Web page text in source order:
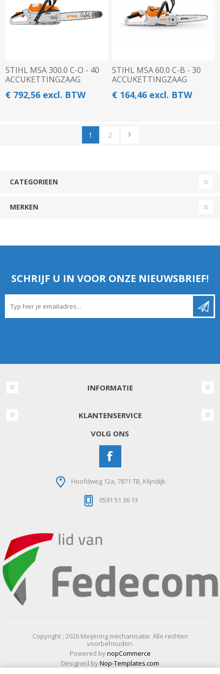
STIHL MSA 300.0 C-O - 40
ACCUKETTINGZAAG
€ 792,56 excl. BTW
STIHL MSA 60.0 C-B - 30
ACCUKETTINGZAAG
€ 164,46 excl. BTW
1 2
CATEGORIEEN
MERKEN
SCHRIJF U IN VOOR ONZE NIEUWSBRIEF!
INFORMATIE
KLANTENSERVICE
VOLG ONS
Hoofdweg 12a, 7871 TB, Klijndijk
0591 51 36 13
Copyright ; 2026 Meijering mechanisatie. Alle rechten
voorbehouden.
Powered bynopCommerce
Designed byNop-Templates.com